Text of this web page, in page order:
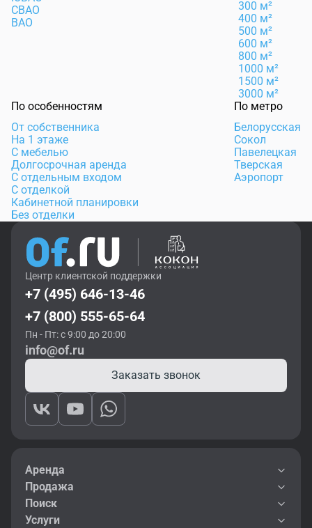
СВАО
ВАО
300 м²
400 м²
500 м²
600 м²
800 м²
1000 м²
1500 м²
3000 м²
По особенностям
От собственника
На 1 этаже
С мебелью
Долгосрочная аренда
С отдельным входом
С отделкой
Кабинетной планировки
Без отделки
По метро
Белорусская
Сокол
Павелецкая
Тверская
Аэропорт
Центр клиентской поддержки
+7 (495) 646-13-46
+7 (800) 555-65-64
Пн - Пт: с 9:00 до 20:00
info@of.ru
Заказать звонок
Аренда
Продажа
Поиск
Услуги